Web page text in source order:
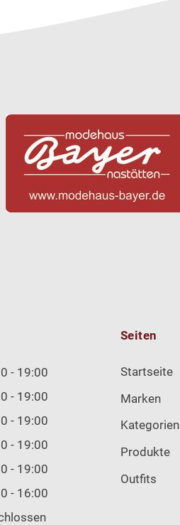
- 19:00
- 19:00
- 19:00
- 19:00
- 19:00
- 16:00
Seiten
Startseite
Marken
Kategorien
Produkte
Outfits